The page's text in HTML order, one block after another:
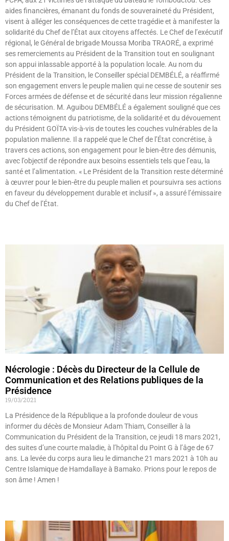
aides financières, émanant du fonds de souveraineté du Président,
visent à alléger les conséquences de cette tragédie et à manifester la
solidarité du Chef de l’État aux citoyens affectés. Le Chef de l’exécutif
régional, le Général de brigade Moussa Moriba TRAORÉ, a exprimé
ses remerciements au Président de la Transition tout en soulignant
son appui inlassable apporté à la population locale. Au nom du
Président de la Transition, le Conseiller spécial DEMBÉLÉ, a réaffirmé
son engagement envers le peuple malien qui ne cesse de soutenir ses
Forces armées de défense et de sécurité dans leur mission régalienne
de sécurisation. M. Aguibou DEMBÉLÉ a également souligné que ces
actions témoignent du patriotisme, de la solidarité et du dévouement
du Président GOÏTA vis-à-vis de toutes les couches vulnérables de la
population malienne. Il a rappelé que le Chef de l’État concrétise, à
travers ces actions, son engagement pour le bien-être des démunis,
avec l’objectif de répondre aux besoins essentiels tels que l’eau, la
santé et l’alimentation. « Le Président de la Transition reste déterminé
à œuvrer pour le bien-être du peuple malien et poursuivra ses actions
en faveur du développement durable et inclusif », a assuré l’émissaire
du Chef de l’État.
Nécrologie : Décès du Directeur de la Cellule de
Communication et des Relations publiques de la
Présidence
19/03/2021
La Présidence de la République a la profonde douleur de vous
informer du décès de Monsieur Adam Thiam, Conseiller à la
Communication du Président de la Transition, ce jeudi 18 mars 2021,
des suites d’une courte maladie, à l’hôpital du Point G à l’âge de 67
ans. La levée du corps aura lieu le dimanche 21 mars 2021 à 10h au
Centre Islamique de Hamdallaye à Bamako. Prions pour le repos de
son âme ! Amen !